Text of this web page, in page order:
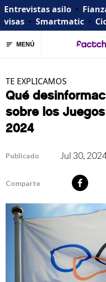
Entrevistas asilo •
visas • Smartmatic •
MENÚ
TE EXPLICAMOS
Qué
sobre los
2024
Publicado Jul 30,
Comparte